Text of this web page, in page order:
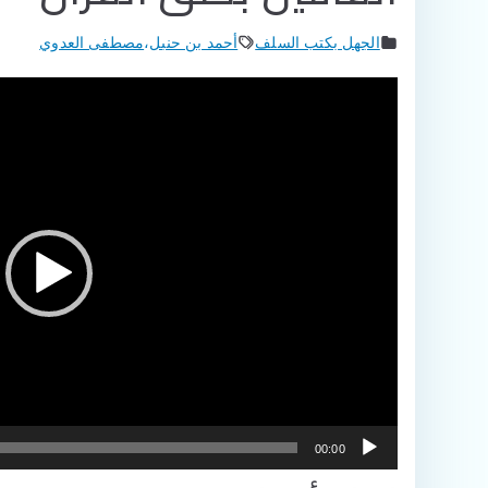
الجهل بكتب السلف أحمد بن حنبل،مصطفى العدوي
00:00